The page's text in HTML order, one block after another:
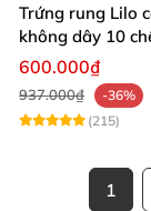
Trứng rung Lilo
không dây 10
điều khiển USB
600.000₫
937.000₫
-36%
(215)
1